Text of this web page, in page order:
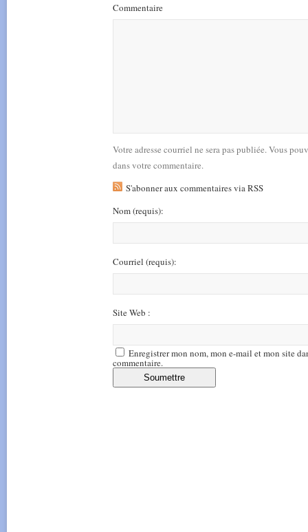
Commentaire
Votre adresse courriel ne sera pas publiée. Vous
dans votre commentaire.
S'abonner aux commentaires via RSS
Nom(requis):
Courriel (requis):
Site Web :
Enregistrer mon nom, mon e-mail et mon site
commentaire.